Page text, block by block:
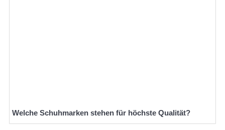
Welche Schuhmarken stehen für höchste Qualität?